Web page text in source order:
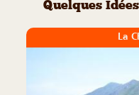
Quelques
La